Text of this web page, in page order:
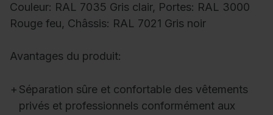
Couleur: RAL 7035 Gris clair, Portes: RAL 3000
Rouge feu, Châssis: RAL 7021 Gris noir
Avantages du produit:
+ Séparation sûre et confortable des vêtements
privés et professionnels conformément aux